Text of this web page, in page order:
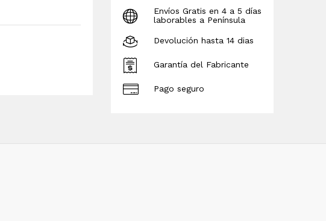
Envíos Gratis en 4 a 5 días
laborables a Península
Devolución hasta 14 dias
Garantía del Fabricante
Pago seguro